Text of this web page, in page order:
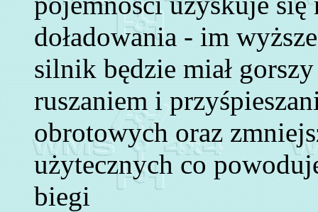
doładowania - im
silnik będzie miał
ruszaniem i
obrotowych oraz
użytecznych co
biegi